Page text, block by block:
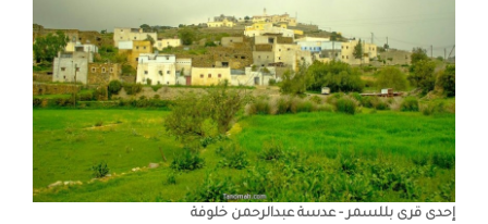
إحدى قرى بللسمر - عدسة عبدالرحمن خلوفة